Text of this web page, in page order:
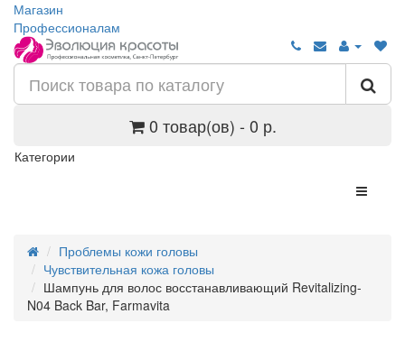
Магазин
Профессионалам
0 товар(ов) - 0 р.
Категории
Проблемы кожи головы
Чувствительная кожа головы
Шампунь для волос восстанавливающий Revitalizing-
N04 Back Bar, Farmavita